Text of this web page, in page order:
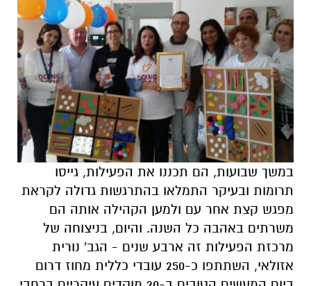
במשך שבועות, הם תכננו את הפעילות, גייסו
תרומות ובעיקר התמלאו בהתרגשות גדולה לקראת
מפגש קצת אחר עם ולמען הקהילה אותה הם
משרתים באהבה כל השנה. והיום, בניצוחה של
מרכזת הפעילות זה ארבע שנים - הגב' נורית
אזולאי, השתתפו כ-250 עובדי כללית מחוז דרום